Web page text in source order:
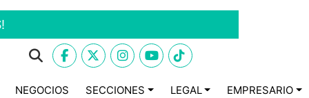
NEGOCIOS SECCIONES LEGAL EMPRESARIO